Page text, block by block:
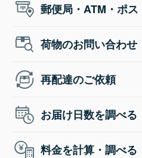
郵便局・ATM・ポ
荷物のお問い合わせ
再配達のご依頼
お届け日数を調べる
料金を計算・調べる